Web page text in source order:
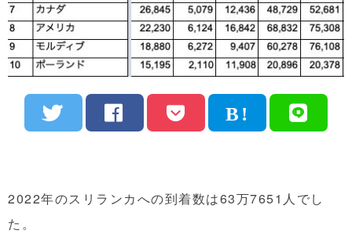
2022年のスリランカへの到着数は63万7651人でし
た。